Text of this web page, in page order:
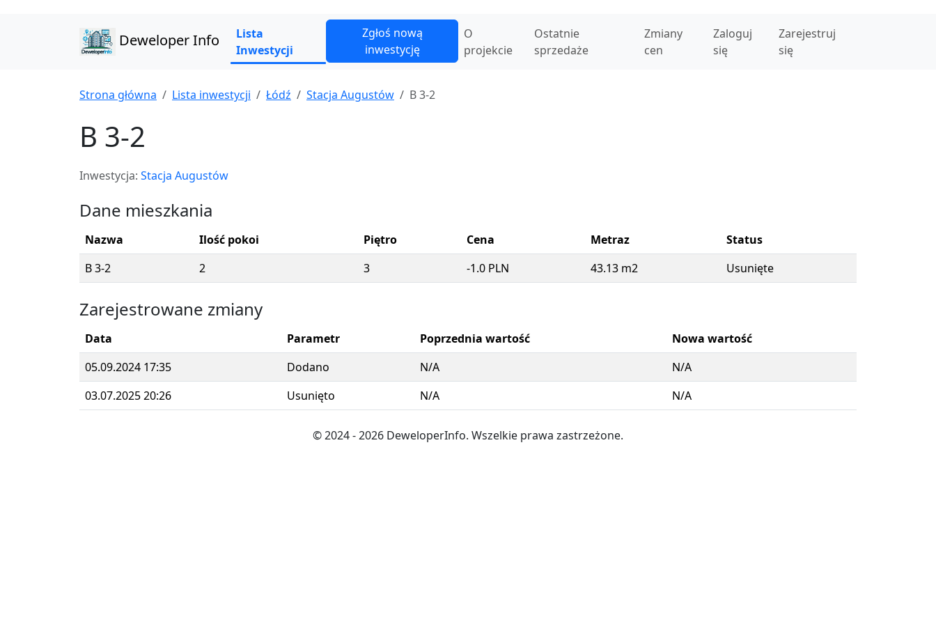
Deweloper Info
Lista
Inwestycji
Zgłoś nową
inwestycję
O
projekcie
Ostatnie
sprzedaże
Zmiany
cen
Zaloguj
się
Zarejestruj
się
Strona główna Lista inwestycji Łódź Stacja Augustów B 3-2
B 3-2
Inwestycja: Stacja Augustów
Dane mieszkania
Nazwa Ilość pokoi Piętro Cena Metraz
Status
B 3-2
2 3 -1.0 PLN 43.13 m2 Usunięte
Zarejestrowane zmiany
Data Parametr Poprzednia wartość
Nowa wartość
05.09.2024 17:35
Dodano N/A
N/A
03.07.2025 20:26
Usunięto N/A N/A
© 2024- 2026 DeweloperInfo. Wszelkie prawa zastrzeżone.